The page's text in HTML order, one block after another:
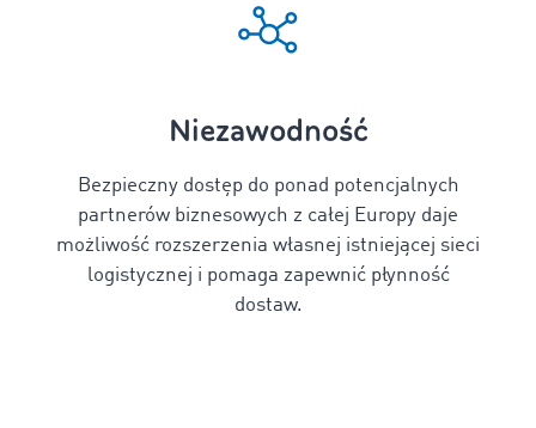
Niezawodność
Bezpieczny dostęp do ponad potencjalnych
partnerów biznesowych z całej Europy daje
możliwość rozszerzenia własnej istniejącej sieci
logistycznej i pomaga zapewnić płynność
dostaw.